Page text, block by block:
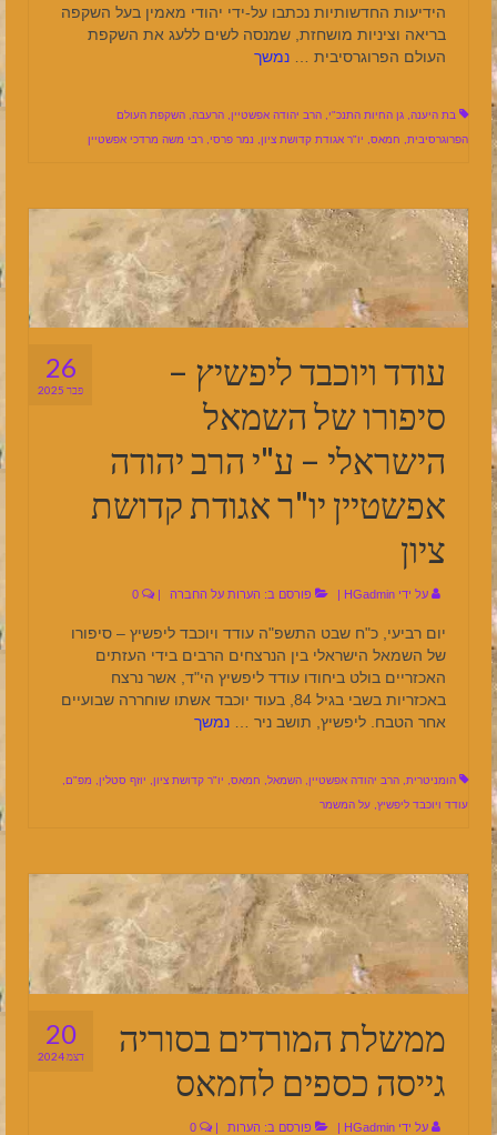
הידיעות החדשותיות נכתבו על-ידי יהודי מאמין בעל השקפה
בריאה וציניות מושחזת, שמנסה לשים ללעג את השקפת
העולם הפרוגרסיבית … נמשך
בת היענה גן החיות התנכ"י הרב יהודה אפשטיין הרעבה השקפת העולם
הפרוגרסיבית
חמאס יו"ר אגודת קדושת ציון נמר פרסי רבי משה מרדכי אפשטיין
26
פבר 2025
עודד ויוכבד ליפשיץ –
סיפורו של השמאל
הישראלי – ע"י הרב יהודה
אפשטיין יו"ר אגודת קדושת
ציון
על ידי HGadmin
| פורסם ב: הערות על החברה |
יום רביעי, כ"ח שבט התשפ"ה עודד ויוכבד ליפשיץ – סיפורו
של השמאל הישראלי בין הנרצחים הרבים בידי העזתים
האכזריים בולט ביחודו עודד ליפשיץ הי"ד, אשר נרצח
באכזריות בשבי בגיל 84, בעוד יוכבד אשתו שוחררה שבועיים
אחר הטבח. ליפשיץ, תושב ניר … נמשך
הומניטרית הרב יהודה אפשטיין השמאל חמאס יו"ר קדושת ציון יוזף סטלין מפ"ם
עודד ויוכבד ליפשיץ על המשמר
20
דצמ 2024
ממשלת המורדים בסוריה
גייסה כספים לחמאס
על ידי HGadmin
| פורסם ב: הערות |